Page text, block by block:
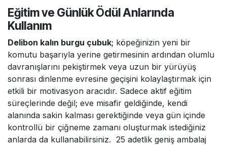
Eğitim ve Günlük Ödül Anlarında
Kullanım
Delibon kalın burgu çubuk; köpeğinizin yeni bir
komutu başarıyla yerine getirmesinin ardından olumlu
davranışlarını pekiştirmek veya uzun bir yürüyüş
sonrası dinlenme evresine geçişini kolaylaştırmak için
etkili bir motivasyon aracıdır. Sadece aktif eğitim
süreçlerinde değil; eve misafir geldiğinde, kendi
alanında sakin kalması gerektiğinde veya gün içinde
kontrollü bir çiğneme zamanı oluşturmak istediğiniz
anlarda da kullanabilirsiniz. 25 adetlik geniş ambalaj